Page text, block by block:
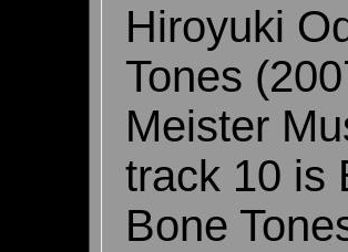
Hiroyuki
Tones
Meister
track 10 is
Bone